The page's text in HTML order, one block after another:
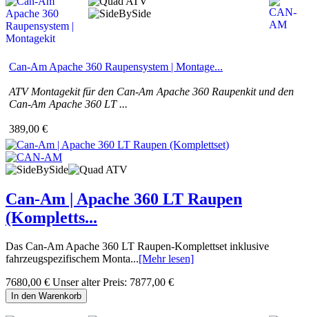
Can-Am Apache 360 Raupensystem | Montage...
ATV Montagekit für den Can-Am Apache 360 Raupenkit und den
Can-Am Apache 360 LT ...
389,00 €
Can-Am | Apache 360 LT Raupen
(Kompletts...
Das Can-Am Apache 360 LT Raupen-Komplettset inklusive
fahrzeugspezifischem Monta...[Mehr lesen]
7680,00 € Unser alter Preis: 7877,00 €
In den Warenkorb